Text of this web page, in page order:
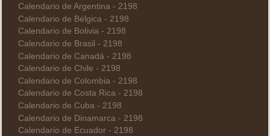
Calendario de Argentina - 2198
Calendario de Bélgica - 2198
Calendario de Bolivia - 2198
Calendario de Brasil - 2198
Calendario de Canadá - 2198
Calendario de Chile - 2198
Calendario de Colombia - 2198
Calendario de Costa Rica - 2198
Calendario de Cuba - 2198
Calendario de Dinamarca - 2198
Calendario de Ecuador - 2198